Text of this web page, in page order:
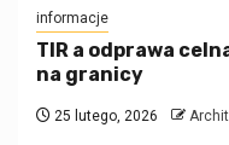
informacje
TIR a odprawa
na granicy
25 lutego, 2026